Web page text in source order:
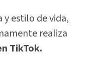
estilo de vida,
realiza
TikTok.